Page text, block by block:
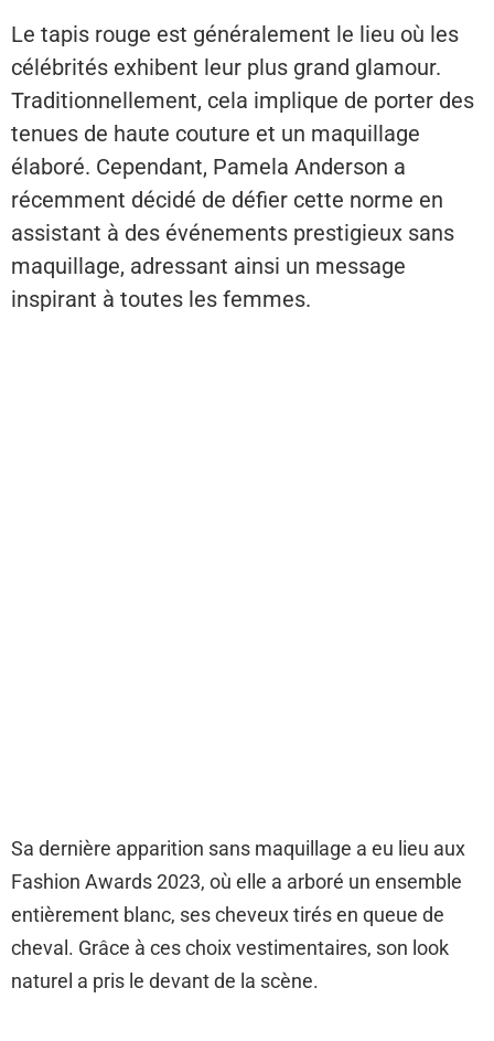
Le tapis rouge est généralement le lieu où les
célébrités exhibent leur plus grand glamour.
Traditionnellement, cela implique de porter des
tenues de haute couture et un maquillage
élaboré. Cependant, Pamela Anderson a
récemment décidé de défier cette norme en
assistant à des événements prestigieux sans
maquillage, adressant ainsi un message
inspirant à toutes les femmes.
Sa dernière apparition sans maquillage a eu lieu aux
Fashion Awards 2023, où elle a arboré un ensemble
entièrement blanc, ses cheveux tirés en queue de
cheval. Grâce à ces choix vestimentaires, son look
naturel a pris le devant de la scène.